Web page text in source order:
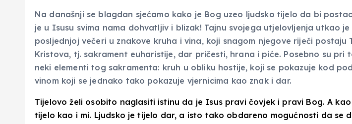
Na današnji se blagdan sjećamo kako je Bog uzeo ljudsko tijelo da bi
je u Isusu svima nama dohvatljiv i blizak! Tajnu svojega utjelovljenja utkao
posljednjoj večeri u znakove kruha i vina, koji snagom njegove riječi postaju
Kristova, tj. sakrament euharistije, dar pričesti, hrana i piće. Posebno su pri
neki elementi tog sakramenta: kruh u obliku hostije, koji se pokazuje kod
vinom koji se jednako tako pokazuje vjernicima kao znak i dar.
Tijelovo želi osobito naglasiti istinu da je Isus pravi čovjek i pravi Bog. A
tijelo kao i mi. Ljudsko je tijelo dar, a isto tako obdareno mogućnosti da se